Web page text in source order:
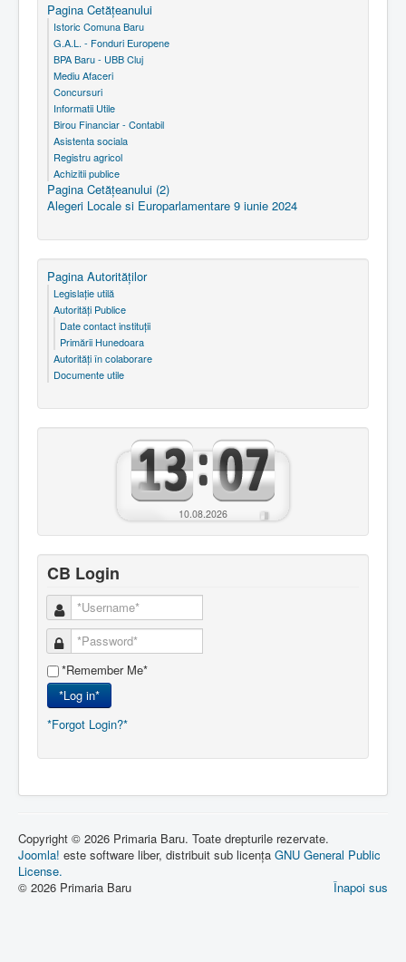
Pagina Cetăţeanului
Istoric Comuna Baru
G.A.L. - Fonduri Europene
BPA Baru - UBB Cluj
Mediu Afaceri
Concursuri
Informatii Utile
Birou Financiar - Contabil
Asistenta sociala
Registru agricol
Achizitii publice
Pagina Cetăţeanului (2)
Alegeri Locale si Europarlamentare 9 iunie 2024
Pagina Autorităţilor
Legislaţie utilă
Autorităţi Publice
Date contact instituţii
Primării Hunedoara
Autorităţi în colaborare
Documente utile
10.08.2026
CB Login
*Remember Me*
*Log in*
*Forgot Login?*
Copyright © 2026 Primaria Baru. Toate drepturile rezervate.
Joomla! este software liber, distribuit sub licența GNU General Public
License.
Înapoi sus
© 2026 Primaria Baru